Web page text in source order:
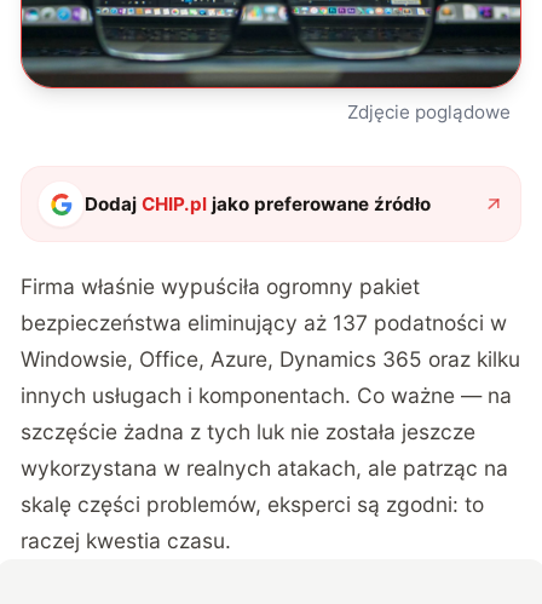
Zdjęcie poglądowe
DodajCHIP.pl jako preferowane źródło
Firma właśnie wypuściła ogromny pakiet
bezpieczeństwa eliminujący aż 137 podatności w
Windowsie, Office, Azure, Dynamics 365 oraz kilku
innych usługach i komponentach. Co ważne — na
szczęście żadna z tych luk nie została jeszcze
wykorzystana w realnych atakach, ale patrząc na
skalę części problemów, eksperci są zgodni: to
raczej kwestia czasu.